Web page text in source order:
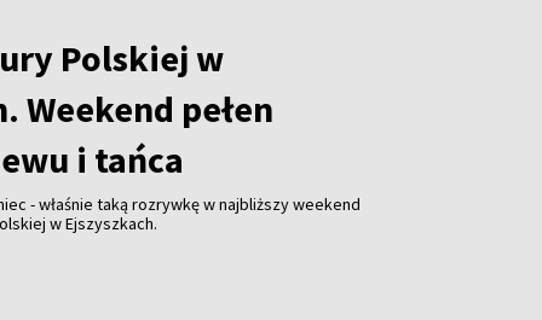
Polskiej w
Weekend pełen
i tańca
- właśnie taką rozrywkę w najbliższy weekend
w Ejszyszkach.